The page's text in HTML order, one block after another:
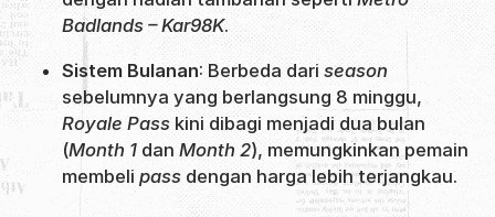
Badlands – Kar98K.
Sistem Bulanan: Berbeda dari season
sebelumnya yang berlangsung 8 minggu,
Royale Pass kini dibagi menjadi dua bulan
(Month 1 dan Month 2), memungkinkan pemain
membeli pass dengan harga lebih terjangkau.